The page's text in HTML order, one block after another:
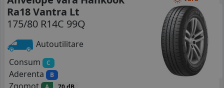
Ra18 Vantra Lt
175/80 R14C 99Q
Autoutilitare
Consum
C
Aderenta B